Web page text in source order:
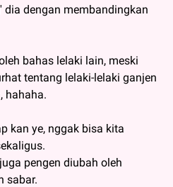
dia dengan membandingkan
bahas lelaki lain, meski
tentang lelaki-lelaki ganjen
hahaha.
kan ye, nggak bisa kita
pengen diubah oleh
sabar.